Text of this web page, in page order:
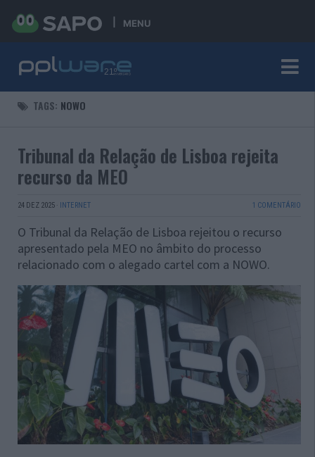
MENU
TAGS: NOWO
Tribunal da Relação de Lisboa rejeita
recurso da MEO
24 DEZ 2025 · INTERNET 1 COMENTÁRIO
O Tribunal da Relação de Lisboa rejeitou o recurso
apresentado pela MEO no âmbito do processo
relacionado com o alegado cartel com a NOWO.